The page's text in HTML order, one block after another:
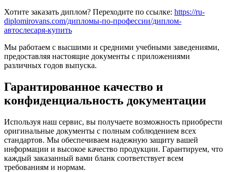
Хотите заказать диплом? Переходите по ссылке: https://ru-
diplomirovans.com/дипломы-по-профессии/диплом-
автослесаря-купить
Мы работаем с высшими и средними учебными заведениями,
предоставляя настоящие документы с приложениями
различных годов выпуска.
Гарантированное качество и
конфиденциальность документации
Используя наш сервис, вы получаете возможность приобрести
оригинальные документы с полным соблюдением всех
стандартов. Мы обеспечиваем надежную защиту вашей
информации и высокое качество продукции. Гарантируем, что
каждый заказанный вами бланк соответствует всем
требованиям и нормам.